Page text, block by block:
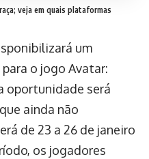
veja em quais plataformas
um
o jogo Avatar:
oportunidade será
ainda não
de 23 a 26 de janeiro
os jogadores